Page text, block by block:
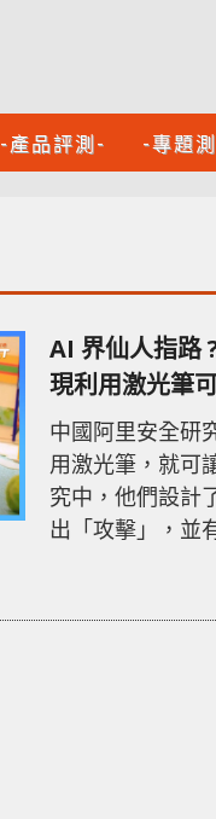
-產品評測- -專題
AI 界仙人指路
現利用激光筆
中國阿里安全研
用激光筆，就可
究中，他們設計
出「攻擊」，並
利用簡單的激光
即能使 AI 對模